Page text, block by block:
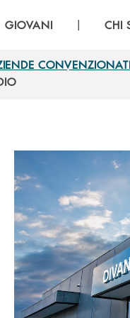
GIOVANI | CHI
CONVENZIONATE